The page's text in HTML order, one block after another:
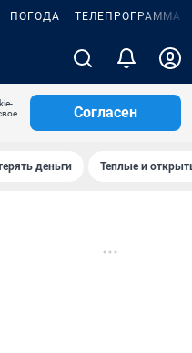
ПОГОДА ТЕЛЕПРОГРАММА
Согласен
деньги Теплые и